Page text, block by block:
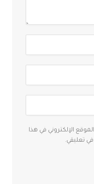
الإلكتروني في هذا
تعليقي.